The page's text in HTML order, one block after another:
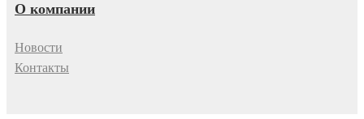
О компании
Новости
Контакты